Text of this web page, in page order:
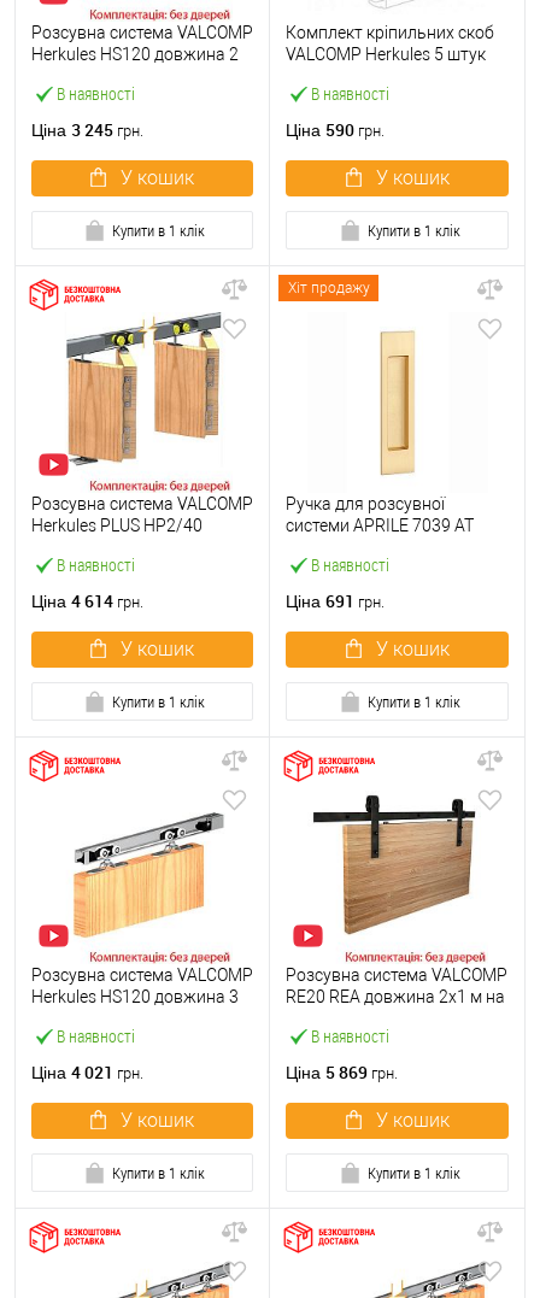
В наявності
Розсувна система VALCOMP
Herkules HS120 довжина 2
120 кг
Ціна 3 245 грн.
У кошик
Купити в 1 клік
В наявності
Комплект кріпильних скоб
VALCOMP Herkules 5 штук
45 мм
Ціна 590 грн.
У кошик
Купити в 1 клік
В наявності
Розсувна система VALCOMP
Herkules PLUS HP2/40
вагою до 40 кг
Ціна 4 614 грн.
У кошик
Купити в 1 клік
Хіт продажу
В наявності
Ручка для розсувної
системи APRILE 7039 AT
Ціна 691 грн.
У кошик
Купити в 1 клік
В наявності
Розсувна система VALCOMP
Herkules HS120 довжина 3
120 кг
Ціна 4 021 грн.
У кошик
Купити в 1 клік
В наявності
Розсувна система VALCOMP
RE20 REA довжина 2х1 м на
Ціна 5 869 грн.
У кошик
Купити в 1 клік